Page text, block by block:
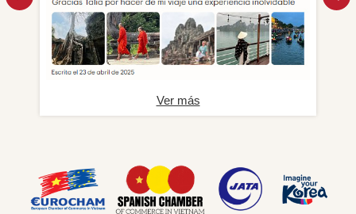
Ver más